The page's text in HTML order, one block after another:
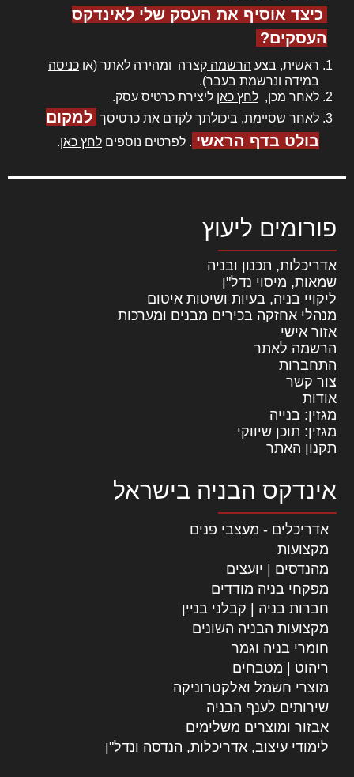
כיצד אוסיף את העסק שלי לאינדקס
העסקים?
ראשית, בצע הרשמה קצרה ומהירה לאתר (או כניסה
במידה ונרשמת בעבר).
לאחר מכן, לחץ כאן ליצירת כרטיס עסק.
לאחר שסיימת, ביכולתך לקדם את כרטיסך למקום
בולט בדף הראשי . לפרטים נוספים לחץ כאן.
פורומים ליעוץ
אדריכלות, תכנון ובניה
שמאות, מיסוי נדל"ן
ליקויי בניה, בעיות ושיטות איטום
מנהלי אחזקה בכירים מבנים ומערכות
אזור אישי
הרשמה לאתר
התחברות
צור קשר
אודות
מגזין: בנייה
מגזין: תוכן שיווקי
תקנון האתר
אינדקס הבניה בישראל
אדריכלים - מעצבי פנים
מקצועות
מהנדסים | יועצים
מפקחי בניה מודדים
חברות בניה | קבלני בניין
מקצועות הבניה השונים
חומרי בניה וגמר
ריהוט | מטבחים
מוצרי חשמל ואלקטרוניקה
שירותים לענף הבניה
אבזור ומוצרים משלימים
לימודי עיצוב, אדריכלות, הנדסה ונדל"ן